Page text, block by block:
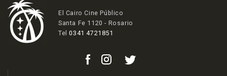
El Cairo Cine Público
Santa Fe 1120 - Rosario
Tel0341 4721851